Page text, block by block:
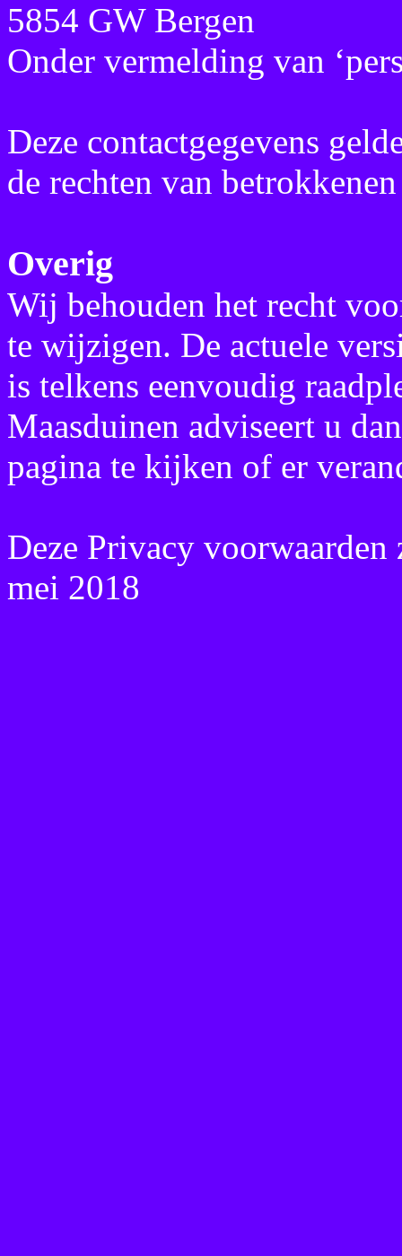
5854 GW Bergen
Onder vermelding van
Deze contactgegevens
de rechten van
Overig
Wij behouden het recht
te wijzigen. De actuele
is telkens eenvoudig
Maasduinen adviseert u
pagina te kijken of er
Deze Privacy
mei 2018